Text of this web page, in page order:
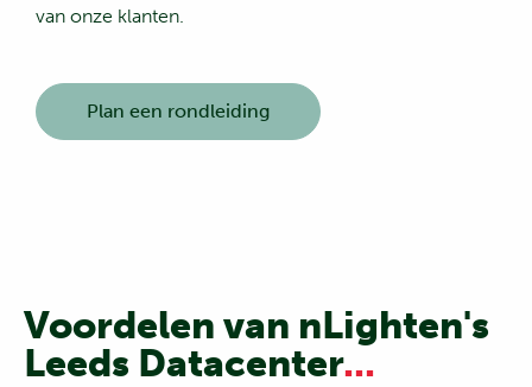
van onze klanten.
Plan een rondleiding
Voordelen van nLighten's
Leeds Datacenter...